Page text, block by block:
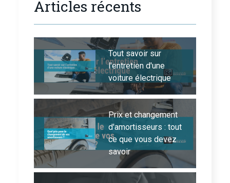
Articles récents
Tout savoir sur
l'entretien d'une
voiture électrique
Prix et changement
d'amortisseurs : tout
ce que vous devez
savoir